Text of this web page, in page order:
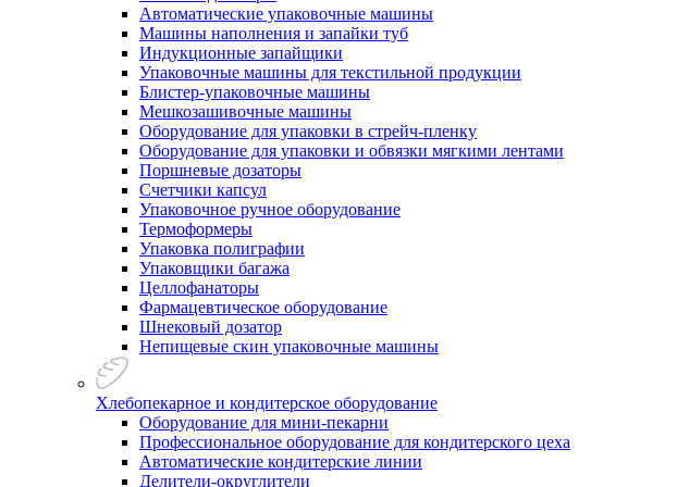
Автоматические упаковочные машины
Машины наполнения и запайки туб
Индукционные запайщики
Упаковочные машины для текстильной продукции
Блистер-упаковочные машины
Мешкозашивочные машины
Оборудование для упаковки в стрейч-пленку
Оборудование для упаковки и обвязки мягкими лентами
Поршневые дозаторы
Счетчики капсул
Упаковочное ручное оборудование
Термоформеры
Упаковка полиграфии
Упаковщики багажа
Целлофанаторы
Фармацевтическое оборудование
Шнековый дозатор
Непищевые скин упаковочные машины
Хлебопекарное и кондитерское оборудование
Оборудование для мини-пекарни
Профессиональное оборудование для кондитерского цеха
Автоматические кондитерские линии
Делители-округлители